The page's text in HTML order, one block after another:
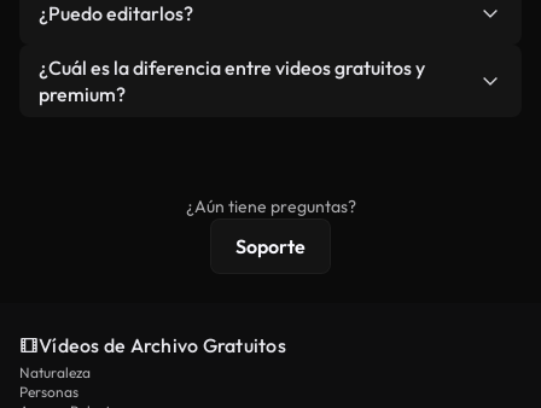
independiente.
agua. Obtendrá metraje limpio y listo para usar en
cada descarga.
¿Puedo editarlos?
Sí. Eres libre de recortar o mezclar nuestros
vídeos. Solo asegúrese de que el producto final no
¿Cuál es la diferencia entre videos gratuitos y
premium?
protecciones de licencia extendidas.
¿Aún tiene preguntas?
Soporte
Vídeos de Archivo Gratuitos
Naturaleza
Personas